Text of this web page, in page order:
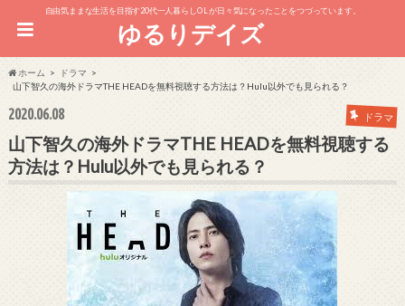
自由気ままな生活を目指す20代一人暮らしOL が日々気になったことをつづっています。
ゆるりデイズ
ホーム
ドラマ
山下智久の海外ドラマTHE HEADを無料視聴する方法は？Hulu以外でも見られる？
2020.06.08 ドラマ
山下智久の海外ドラマTHE HEADを無料視聴する
方法は？Hulu以外でも見られる？